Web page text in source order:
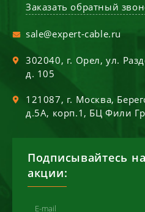
Заказать обратный
sale@expert-cable.ru
302040, г. Орел,ул.
д. 105
121087, г. Москва,
д.5А, корп.1, БЦ Фили
Подписывайтесь
акции: